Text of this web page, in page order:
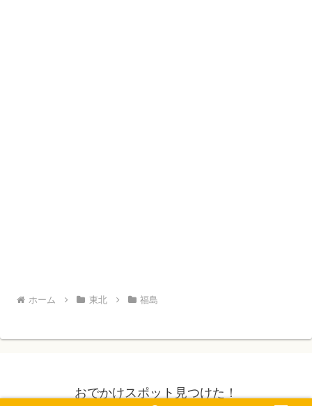
ホーム 東北 福島
おでかけスポット見つけた！